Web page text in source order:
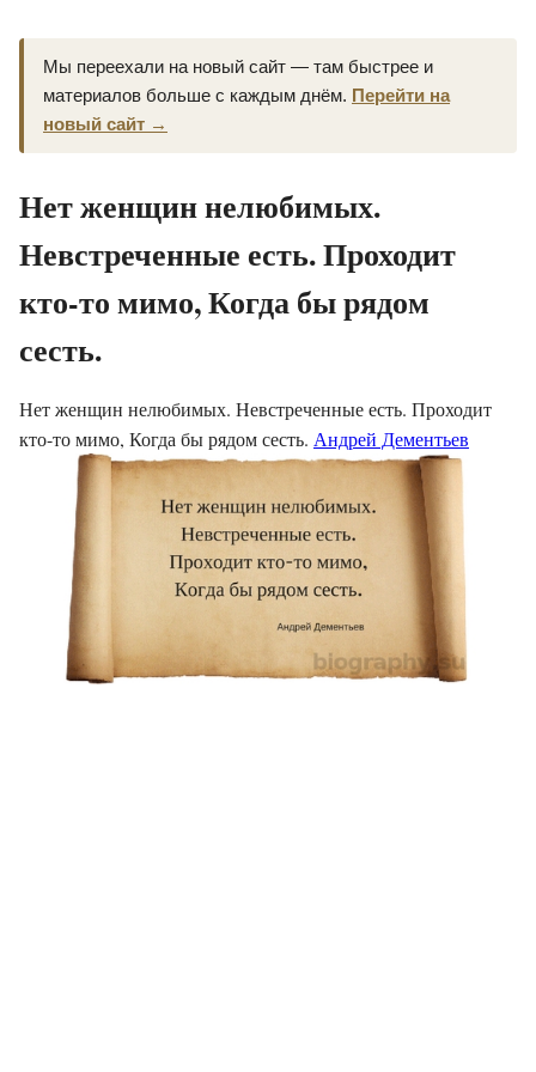
Мы переехали на новый сайт — там быстрее и
материалов больше с каждым днём. Перейти на
новый сайт →
Нет женщин нелюбимых.
Невстреченные есть. Проходит
кто-то мимо, Когда бы рядом
сесть.
Нет женщин нелюбимых. Невстреченные есть. Проходит
кто-то мимо, Когда бы рядом сесть. Андрей Дементьев